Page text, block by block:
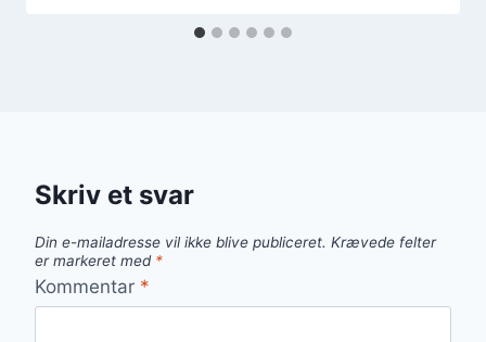
Skriv et svar
Din e-mailadresse vil ikke blive publiceret. Krævede felter
er markeret med *
Kommentar *